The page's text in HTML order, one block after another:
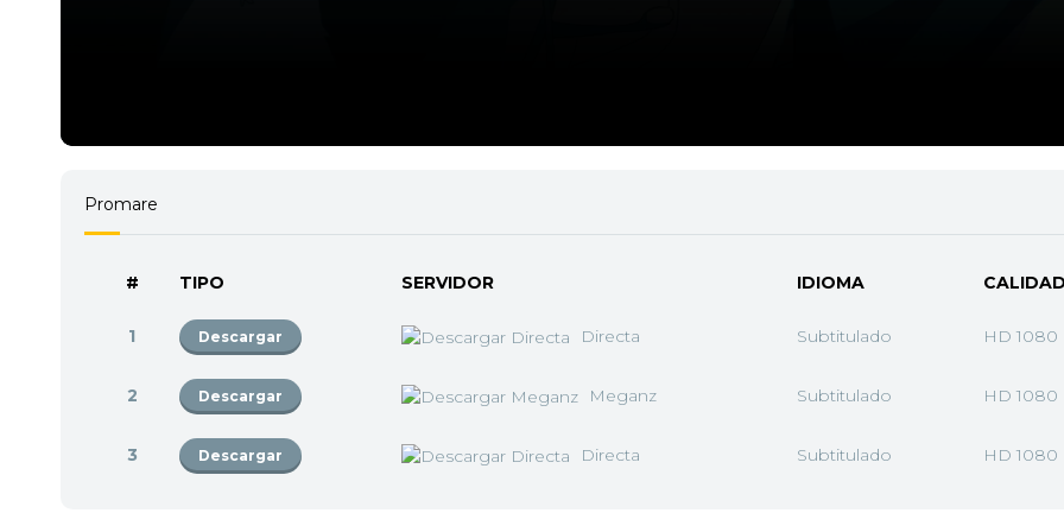
Promare
# TIPO SERVIDOR IDIOMA CALIDAD
1 Descargar Directa Subtitulado HD 1080
2 Descargar Meganz Subtitulado HD 1080
3 Descargar Directa Subtitulado HD 1080